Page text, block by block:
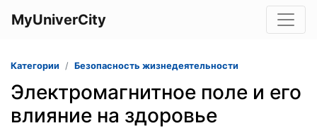
MyUniverCity
Категории Безопасность жизнедеятельности
Электромагнитное поле и его
влияние на здоровье